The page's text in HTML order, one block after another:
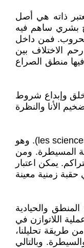
ذاته هي أصل
بشري ساهم فيه
فمن داخل
الاختلاف بين
منطق الصراع
خلق وإبداع شروط
الأنا والنظرة
لا يمكن أن نتجاهل بأن هناك، من جهة، علوم تعرف منطق التراكم كالطب والصيدلة والفيزياء والكيمياء والرياضيات والتكنولوجيا وغيرها من العلوم الحقة (les sciences exactes). وهو
المسيطرة. ومن
يمكن اعتبار
زمنية معينة
والحيادية
اللاتوازن في
طريقة تحليلنا،
وبالتالي